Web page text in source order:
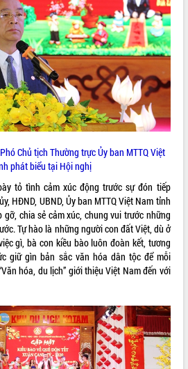
gặp
Chí
sĩ
quy
gói
thích
khẩu
đột
trong
số
Chủ tịch Thường trực Ủy ban MTTQ Việt
phát biểu tại Hội nghị
tỏ tình cảm xúc động trước sự đón tiếp
HĐND, UBND, Ủy ban MTTQ Việt Nam tỉnh
chia sẻ cảm xúc, chung vui trước những
Tự hào là những người con đất Việt, dù ở
gì, bà con kiều bào luôn đoàn kết, tương
giữ gìn bản sắc văn hóa dân tộc để mỗi
hóa, du lịch” giới thiệu Việt Nam đến với